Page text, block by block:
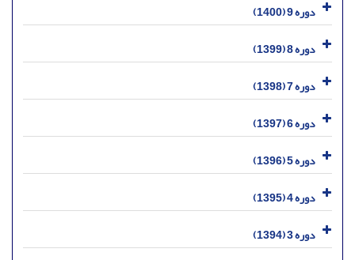
دوره 9 (1400)
دوره 8 (1399)
دوره 7 (1398)
دوره 6 (1397)
دوره 5 (1396)
دوره 4 (1395)
دوره 3 (1394)